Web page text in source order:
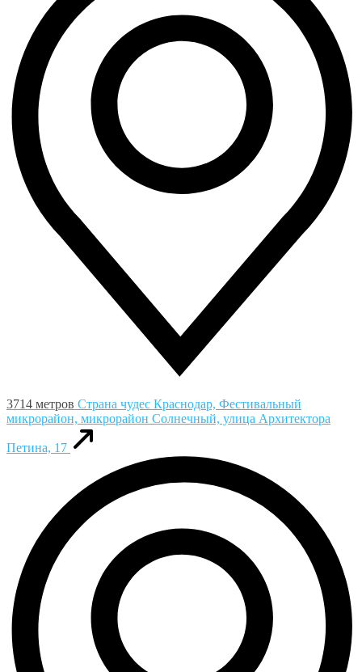
3714 метров Страна чудес Краснодар, Фестивальный
микрорайон, микрорайон Солнечный, улица Архитектора
Петина, 17